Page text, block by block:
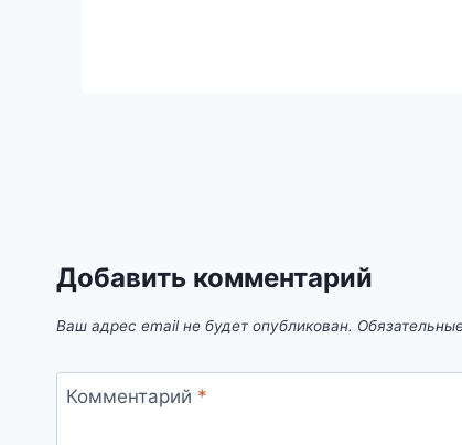
Добавить комментарий
Ваш адрес email не будет опубликован.
Комментарий *